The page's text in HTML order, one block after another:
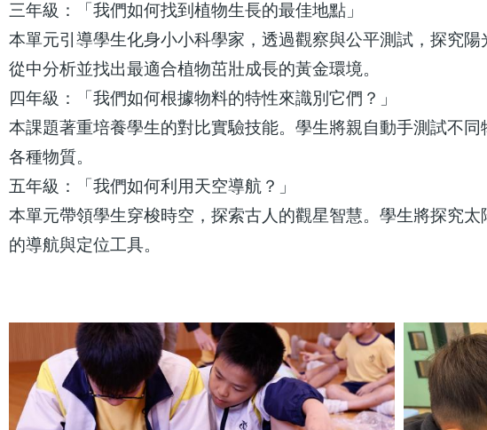
三年級：「我們如何找到植物生長的最佳地點」
本單元引導學生化身小小科學家，透過觀察與公平測試，探究
從中分析並找出最適合植物茁壯成長的黃金環境。
四年級：「我們如何根據物料的特性來識別它們？」
本課題著重培養學生的對比實驗技能。學生將親自動手測試不
各種物質。
五年級：「我們如何利用天空導航？」
本單元帶領學生穿梭時空，探索古人的觀星智慧。學生將探究
的導航與定位工具。